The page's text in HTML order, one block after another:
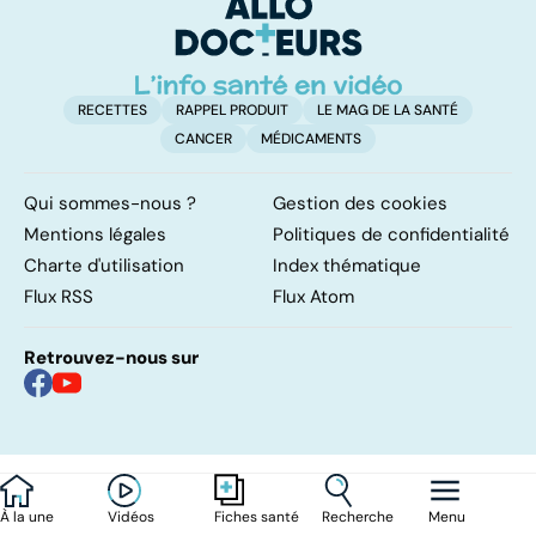
À la une Vidéos Fiches santé Recherche Menu
RECETTES RAPPEL PRODUIT
LE MAG DE LA SANTÉ
CANCER
MÉDICAMENTS
Qui sommes-nous ?
Gestion des cookies
Mentions légales
Politiques de confidentialité
Charte d'utilisation
Index thématique
Flux RSS
Flux Atom
Retrouvez-nous sur